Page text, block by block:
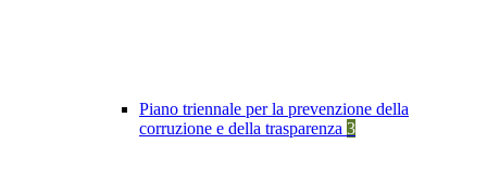
Piano triennale per la prevenzione della
corruzione e della trasparenza 3